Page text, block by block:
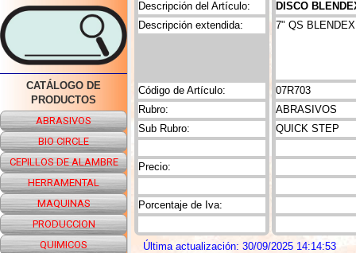
CATÁLOGO DE
PRODUCTOS
ABRASIVOS
BIO CIRCLE
CEPILLOS DE ALAMBRE
HERRAMENTAL
MAQUINAS
PRODUCCION
QUIMICOS
Descripción del Artículo:
Código de Artículo:
Rubro:
Sub Rubro:
Precio:
Descripción extendida:
Porcentaje de Iva:
DISCO
07R703
ABRASIVOS
QUICK STEP
7" QS
Última actualización: 30/09/2025 14:14:53